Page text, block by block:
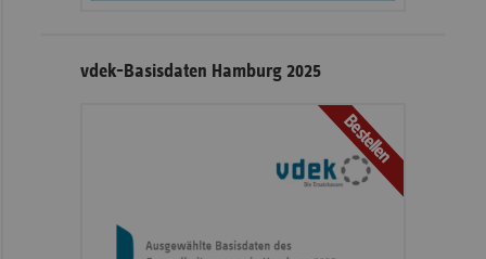
vdek-Basisdaten Hamburg 2025
Bestellen